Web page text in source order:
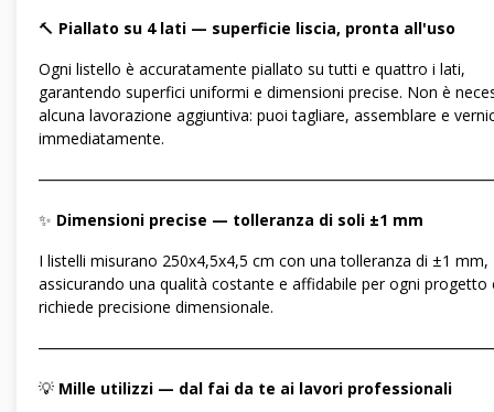
🔨 Piallato su 4 lati — superficie liscia, pronta all'uso
Ogni listello è accuratamente piallato su tutti e quattro i lati,
garantendo superfici uniformi e dimensioni precise. Non è
alcuna lavorazione aggiuntiva: puoi tagliare, assemblare e
immediatamente.
✨ Dimensioni precise — tolleranza di soli ±1 mm
I listelli misurano 250x4,5x4,5 cm con una tolleranza di ±1 mm,
assicurando una qualità costante e affidabile per ogni progetto
richiede precisione dimensionale.
💡 Mille utilizzi — dal fai da te ai lavori professionali